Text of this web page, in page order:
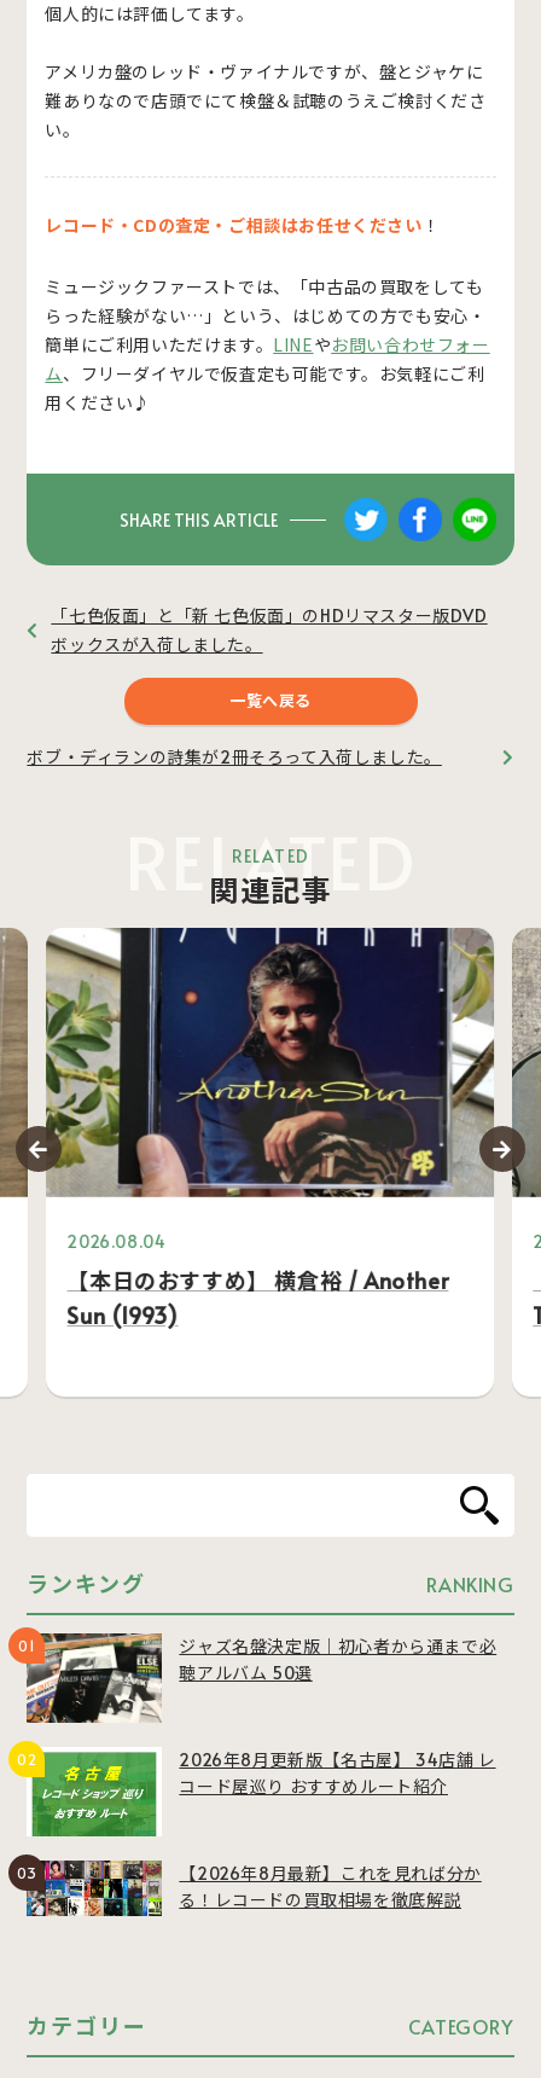
個人的には評価してます。
アメリカ盤のレッド・ヴァイナルですが、盤とジャケに
難ありなので店頭でにて検盤＆試聴のうえご検討くださ
い。
レコード・CDの査定・ご相談はお任せください ！
ミュージックファーストでは、「中古品の買取をしても
らった経験がない…」という、はじめての方でも安心・
簡単にご利用いただけます。 LINEやお問い合わせフォー
ム、フリーダイヤルで仮査定も可能です。お気軽にご利
用ください♪
SHARE THIS ARTICLE
「七色仮面」と「新 七色仮面」のHDリマスター版DVD
ボックスが入荷しました。
一覧へ戻る
ボブ・ディランの詩集が2冊そろって入荷しました。
RELATED
RELATED
関連記事
2026.08.04
【本日のおすすめ】 横倉裕 / Another
Sun (1993)
ランキング RANKING
ジャズ名盤決定版｜初心者から通まで必
聴アルバム 50選
2026年8月更新版【名古屋】 34店舗 レ
コード屋巡り おすすめルート紹介
【2026年8月最新】これを見れば分か
る！レコードの買取相場を徹底解説
カテゴリー CATEGORY